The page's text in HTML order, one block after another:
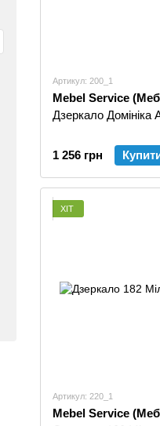
Артикул: 200_1
Mebel Service
Дзеркало Домініка
1 256 грн
ХІТ
Артикул: 220_1
Mebel Service